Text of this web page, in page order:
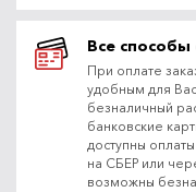
Все
При оплате
удобным для
безналичный
банковские
доступны
на СБЕР или
возможны